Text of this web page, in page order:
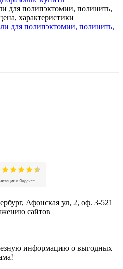
для полипэктомии, полинить,
характеристики
для полипэктомии, полинить,
Афонская ул, 2, оф. 3-521
сайтов
информацию о выгодных